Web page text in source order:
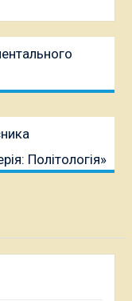
Політологія»